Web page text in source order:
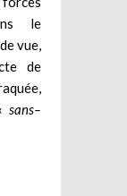
le
vue,
de
sans–